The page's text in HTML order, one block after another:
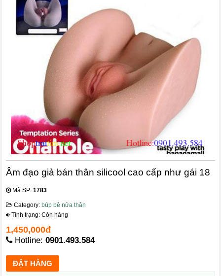
Âm đạo giả bán thân silicool cao cấp như gái 18
Mã SP:1783
Category: búp bê nửa thân
Tình trạng: Còn hàng
1,450,000đ
Hotline:0901.493.584